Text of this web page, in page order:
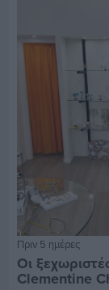
Πριν 5 ημέρες
Οι
Clementine